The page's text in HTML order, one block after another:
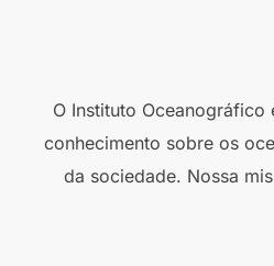
O Instituto
conhecimento sobre os
da sociedade. Nossa